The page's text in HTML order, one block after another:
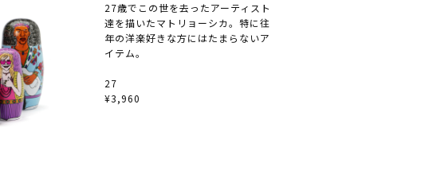
27歳でこの世を去ったアーティスト
達を描いたマトリョーシカ。特に往
年の洋楽好きな方にはたまらないア
イテム。
27
¥3,960